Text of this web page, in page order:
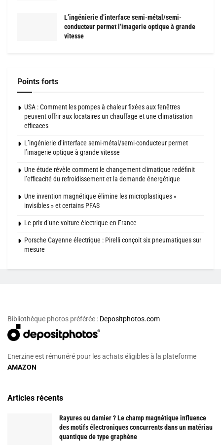
L’ingénierie d’interface semi-métal/semi-
conducteur permet l’imagerie optique à grande
vitesse
Points forts
USA : Comment les pompes à chaleur fixées aux fenêtres
peuvent offrir aux locataires un chauffage et une climatisation
efficaces
L’ingénierie d’interface semi-métal/semi-conducteur permet
l’imagerie optique à grande vitesse
Une étude révèle comment le changement climatique redéfinit
l’efficacité du refroidissement et la demande énergétique
Une invention magnétique élimine les microplastiques «
invisibles » et certains PFAS
Le prix d’une voiture électrique en France
Porsche Cayenne électrique : Pirelli conçoit six pneumatiques sur
mesure
Bibliothèque photos préférée : Depositphotos.com
Enerzine est rémunéré pour les achats éligibles à la plateforme
AMAZON
Articles récents
Rayures ou damier ? Le champ magnétique influence
des motifs électroniques concurrents dans un matériau
quantique de type graphène